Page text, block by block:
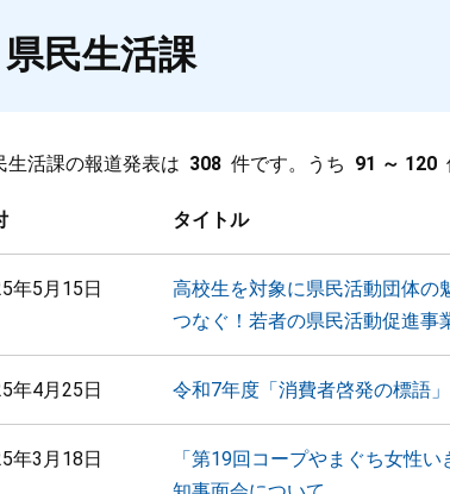
県民生活課
生活課の報道発表は 308 件です。うち 91 ～ 120
タイトル
年5月15日
高校生を対象に県民活動団体の
つなぐ！若者の県民活動促進事
年4月25日 令和7年度「消費者啓発の標語」
年3月18日
「第19回コープやまぐち女性